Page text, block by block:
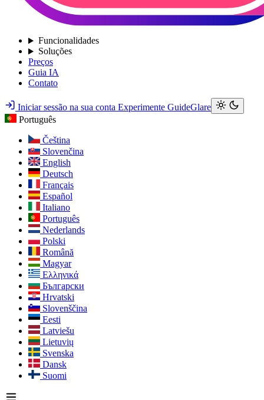
Funcionalidades
Soluções
Preços
Guia IA
Contato
Iniciar sessão na sua conta Experimente GuideGlare
Português
Čeština
Slovenčina
English
Deutsch
Français
Español
Italiano
Português
Nederlands
Polski
Română
Magyar
Ελληνικά
Български
Hrvatski
Slovenščina
Eesti
Latviešu
Lietuvių
Svenska
Dansk
Suomi